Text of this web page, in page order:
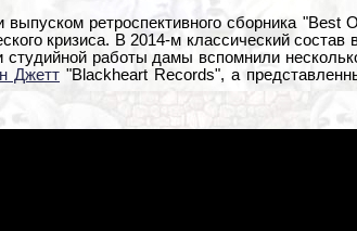
ретроспективного сборника "Best
кризиса. В 2014-м классический
работы дамы вспомнили
Джетт "Blackheart Records", а